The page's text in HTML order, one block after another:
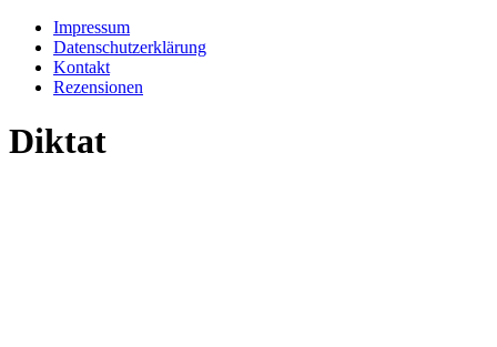
Impressum
Datenschutzerklärung
Kontakt
Rezensionen
Diktat